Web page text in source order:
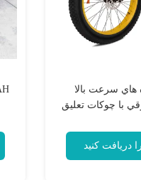
هاي سرعت بالا
با چوکات تعليق
دریافت کنید